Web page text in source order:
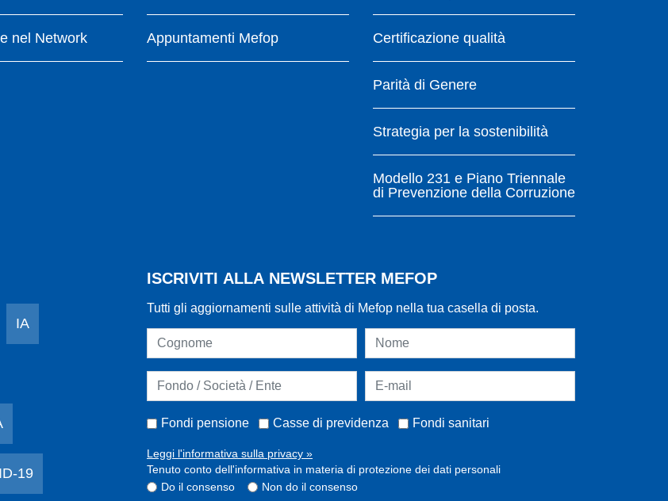
nel Network Appuntamenti Mefop Certificazione qualità
Parità di Genere
Strategia per la sostenibilità
Modello 231 e Piano Triennale
di Prevenzione della Corruzione
IA
19
ISCRIVITI ALLA NEWSLETTER MEFOP
Tutti gli aggiornamenti sulle attività di Mefop nella tua casella di posta.
Fondi pensione Casse di previdenza Fondi sanitari
Leggi l'informativa sulla privacy »
Tenuto conto dell'informativa in materia di protezione dei dati personali
Do il consenso
Non do il consenso